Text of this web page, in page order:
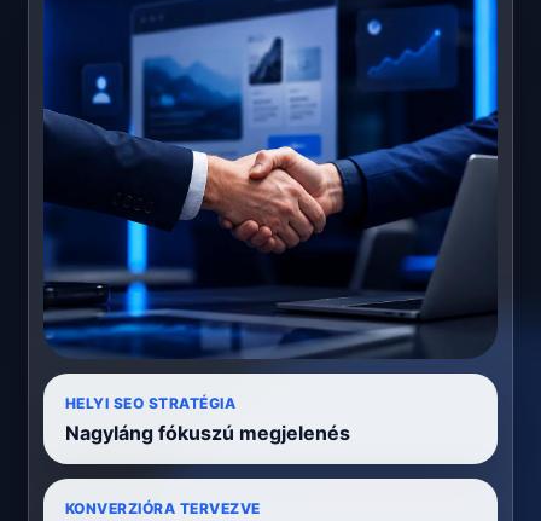
HELYI SEO STRATÉGIA
Nagyláng fókuszú megjelenés
KONVERZIÓRA TERVEZVE